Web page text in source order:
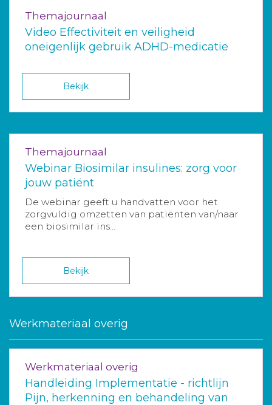
Themajournaal
Video Effectiviteit en veiligheid
oneigenlijk gebruik ADHD-medicatie
Bekijk
Themajournaal
Webinar Biosimilar insulines: zorg voor
jouw patiënt
De webinar geeft u handvatten voor het
zorgvuldig omzetten van patiënten van/naar
een biosimilar ins...
Bekijk
Werkmateriaal overig
Werkmateriaal overig
Handleiding Implementatie - richtlijn
Pijn, herkenning en behandeling van